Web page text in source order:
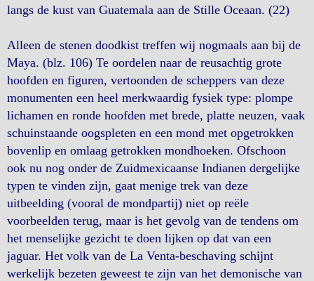
langs de kust van Guatemala aan de Stille Oceaan. (22)
Alleen de stenen doodkist treffen wij nogmaals aan bij de
Maya. (blz. 106) Te oordelen naar de reusachtig grote
hoofden en figuren, vertoonden de scheppers van deze
monumenten een heel merkwaardig fysiek type: plompe
lichamen en ronde hoofden met brede, platte neuzen, vaak
schuinstaande oogspleten en een mond met opgetrokken
bovenlip en omlaag getrokken mondhoeken. Ofschoon
ook nu nog onder de Zuidmexicaanse Indianen dergelijke
typen te vinden zijn, gaat menige trek van deze
uitbeelding (vooral de mondpartij) niet op reële
voorbeelden terug, maar is het gevolg van de tendens om
het menselijke gezicht te doen lijken op dat van een
jaguar. Het volk van de La Venta-beschaving schijnt
werkelijk bezeten geweest te zijn van het demonische van